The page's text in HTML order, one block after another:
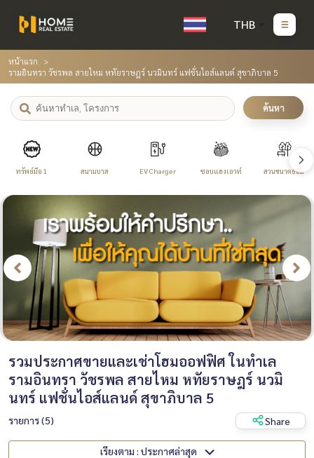
THB
หน้าแรก
รามอินทรา วัชรพล สายไหม หทัยราษฎร์ นวมินทร์ แฟชั่นไอส์แลนด์ สุขาภิบาล 5
ค้นหา
ทรัพย์มือ 1 สนามบาส EV Charger ชอบแฮงเอาท์ สวนขนาดย่อม
รวมประกาศขายและเช่าโฮมออฟฟิศ ในทำเล
รามอินทรา วัชรพล สายไหม หทัยราษฎร์ นวมิ
นทร์ แฟชั่นไอส์แลนด์ สุขาภิบาล 5
รายการ (5) Share
เรียงตาม : ประกาศล่าสุด